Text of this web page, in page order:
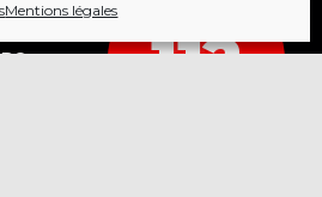
Mentions légales
18
112